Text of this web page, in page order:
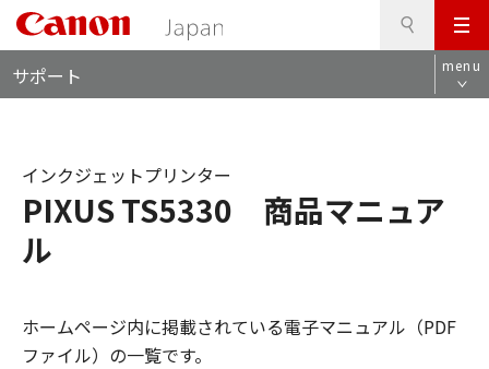
メ
ニ
ュ
サポート menu
PIXUS TS5330 商品マニュア
ル
インクジェットプリンター
ホームページ内に掲載されている電子マニュアル（PDF
ファイル）の一覧です。